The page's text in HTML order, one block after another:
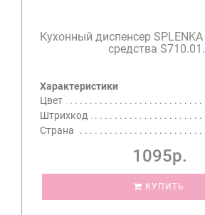
Кухонный диспенсер
средства
Характеристики
Цвет
Штрихкод
Страна
1095р.
КУПИТЬ